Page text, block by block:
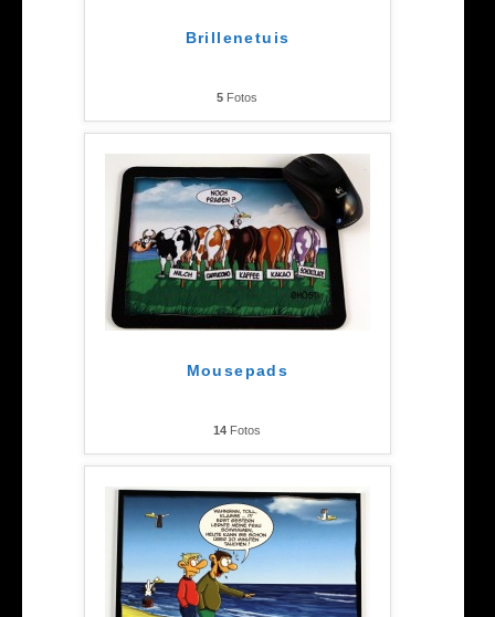
Brillenetuis
5 Fotos
Mousepads
14 Fotos